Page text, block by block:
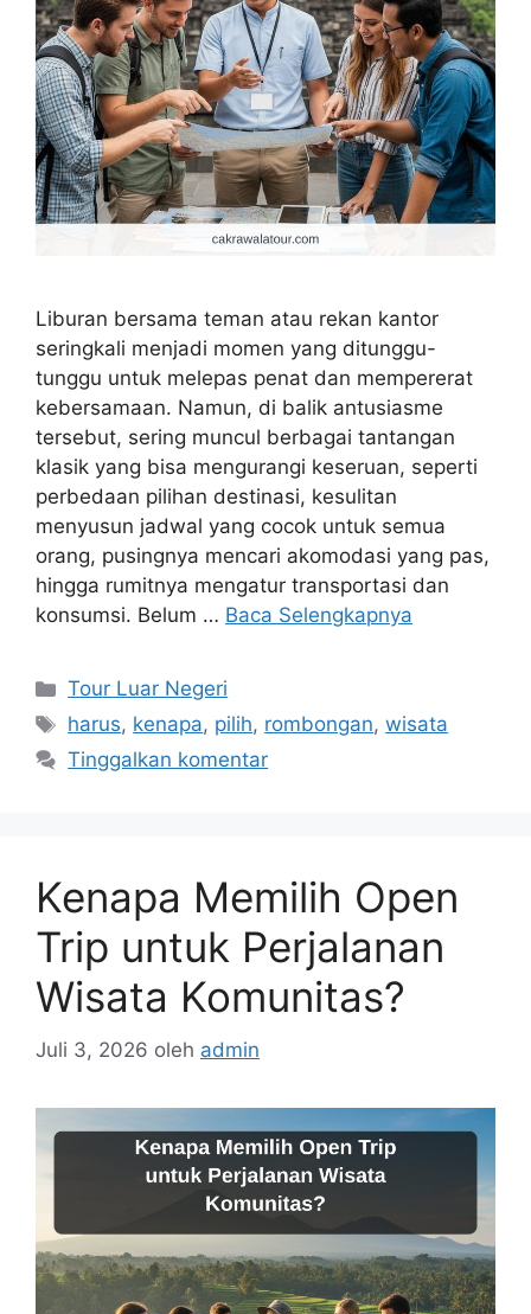
Liburan bersama teman atau rekan kantor
seringkali menjadi momen yang ditunggu-
tunggu untuk melepas penat dan mempererat
kebersamaan. Namun, di balik antusiasme
tersebut, sering muncul berbagai tantangan
klasik yang bisa mengurangi keseruan, seperti
perbedaan pilihan destinasi, kesulitan
menyusun jadwal yang cocok untuk semua
orang, pusingnya mencari akomodasi yang pas,
hingga rumitnya mengatur transportasi dan
konsumsi. Belum … Baca Selengkapnya
Kategori
Tour Luar Negeri
Tag
harus, kenapa, pilih, rombongan,wisata
Tinggalkan komentar
Kenapa Memilih Open
Trip untuk Perjalanan
Wisata Komunitas?
Juli 3, 2026 oleh admin